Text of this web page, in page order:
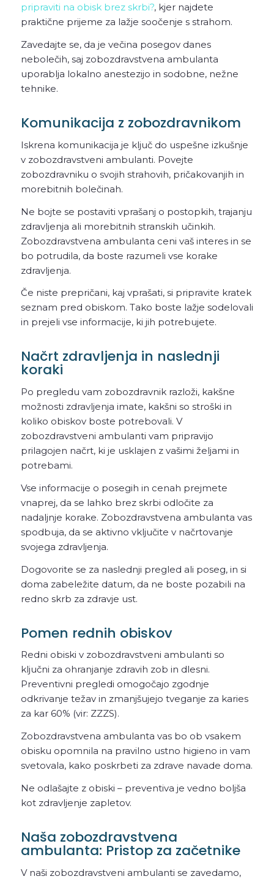
pripraviti na obisk brez skrbi?, kjer najdete
praktične prijeme za lažje soočenje s strahom.
Zavedajte se, da je večina posegov danes
nebolečih, saj zobozdravstvena ambulanta
uporablja lokalno anestezijo in sodobne, nežne
tehnike.
Komunikacija z zobozdravnikom
Iskrena komunikacija je ključ do uspešne izkušnje
v zobozdravstveni ambulanti. Povejte
zobozdravniku o svojih strahovih, pričakovanjih in
morebitnih bolečinah.
Ne bojte se postaviti vprašanj o postopkih, trajanju
zdravljenja ali morebitnih stranskih učinkih.
Zobozdravstvena ambulanta ceni vaš interes in se
bo potrudila, da boste razumeli vse korake
zdravljenja.
Če niste prepričani, kaj vprašati, si pripravite kratek
seznam pred obiskom. Tako boste lažje sodelovali
in prejeli vse informacije, ki jih potrebujete.
Načrt zdravljenja in naslednji
koraki
Po pregledu vam zobozdravnik razloži, kakšne
možnosti zdravljenja imate, kakšni so stroški in
koliko obiskov boste potrebovali. V
zobozdravstveni ambulanti vam pripravijo
prilagojen načrt, ki je usklajen z vašimi željami in
potrebami.
Vse informacije o posegih in cenah prejmete
vnaprej, da se lahko brez skrbi odločite za
nadaljnje korake. Zobozdravstvena ambulanta vas
spodbuja, da se aktivno vključite v načrtovanje
svojega zdravljenja.
Dogovorite se za naslednji pregled ali poseg, in si
doma zabeležite datum, da ne boste pozabili na
redno skrb za zdravje ust.
Pomen rednih obiskov
Redni obiski v zobozdravstveni ambulanti so
ključni za ohranjanje zdravih zob in dlesni.
Preventivni pregledi omogočajo zgodnje
odkrivanje težav in zmanjšujejo tveganje za karies
za kar 60% (vir: ZZZS).
Zobozdravstvena ambulanta vas bo ob vsakem
obisku opomnila na pravilno ustno higieno in vam
svetovala, kako poskrbeti za zdrave navade doma.
Ne odlašajte z obiski – preventiva je vedno boljša
kot zdravljenje zapletov.
Naša zobozdravstvena
ambulanta: Pristop za začetnike
V naši zobozdravstveni ambulanti se zavedamo,